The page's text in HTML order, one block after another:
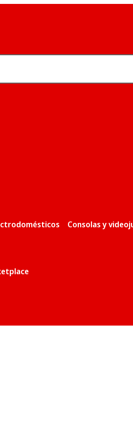
Consolas y